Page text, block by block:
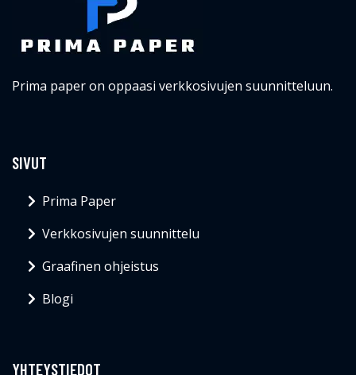
Prima paper on oppaasi verkkosivujen suunnitteluun.
SIVUT
Prima Paper
Verkkosivujen suunnittelu
Graafinen ohjeistus
Blogi
YHTEYSTIEDOT